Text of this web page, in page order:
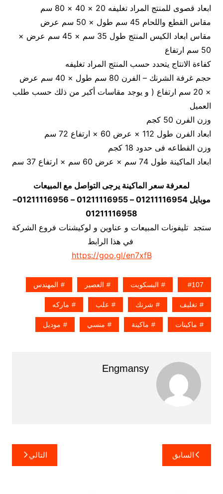
ابعاد قصوى للمنتج المراد تغليفه 20 × 40 × 80 سم
مقاس القطع واللحام 45 سم طول × 50 سم عرض
مقاس ابعاد الكيس المنتج طول 35 سم × 45 سم عرض ×
50 سم ارتفاع
كفاءة الانتاج يتحدد حسب المنتج المراد تغليفه
حجم غرفة الشرنك – الفرن 80 سم طول × 40 سم عرض
× 20 سم ارتفاع ( و يوجد مقاسات أكبر من ذلك حسب طلب
العميل
وزن الفرن 50 كجم
ابعاد الفرن طول 112 × عرض 60 × ارتفاع 72 سم
وزن القطاعه فى حدود 18 كجم
ابعاد الماكينة طول 74 سم × عرض 60 سم × ارتفاع 37 سم
لمعرفة سعر الماكينة يرجى التواصل مع المبيعات
موبايل 01211116954 – 01211116955 – 01211116956–
01211116958
ستجد تليفونات المبيعات و عناوين و لوكيشنات فروع الشركة
في هذا الرابط
https://goo.gl/en7xfB
107 البسكويت العصير المهندس
تغليف شرنك علب ماركه
ماكينات ماكينة منسي موديل
Engmansy
تصفّح
المقالات
السابق التالي